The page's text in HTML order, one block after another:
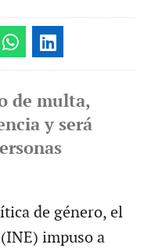
de multa,
y será
de género, el
impuso a